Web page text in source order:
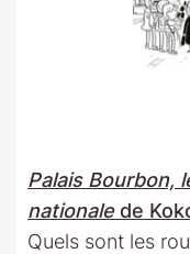
Palais Bourbon,
nationalede
Quels sont les